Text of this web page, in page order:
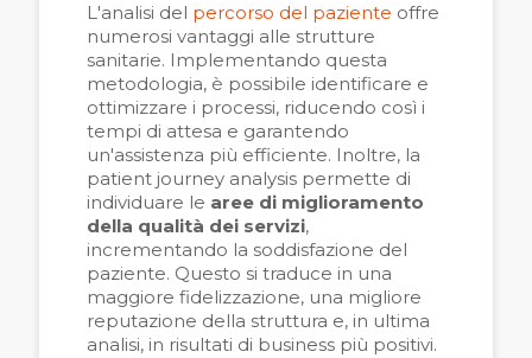
L'analisi del percorso del paziente offre
numerosi vantaggi alle strutture
sanitarie. Implementando questa
metodologia, è possibile identificare e
ottimizzare i processi, riducendo così i
tempi di attesa e garantendo
un'assistenza più efficiente. Inoltre, la
patient journey analysis permette di
individuare le aree di miglioramento
della qualità dei servizi,
incrementando la soddisfazione del
paziente. Questo si traduce in una
maggiore fidelizzazione, una migliore
reputazione della struttura e, in ultima
analisi, in risultati di business più positivi.